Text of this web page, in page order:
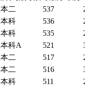
本二 537
本科 536
本科 535
本科A 521
本二 517
本二 516
本科 511